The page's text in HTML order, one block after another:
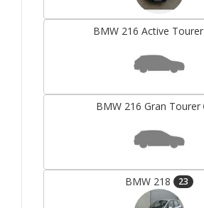
BMW 216 Active Tourer
BMW 216 Gran Tourer
BMW 218 23